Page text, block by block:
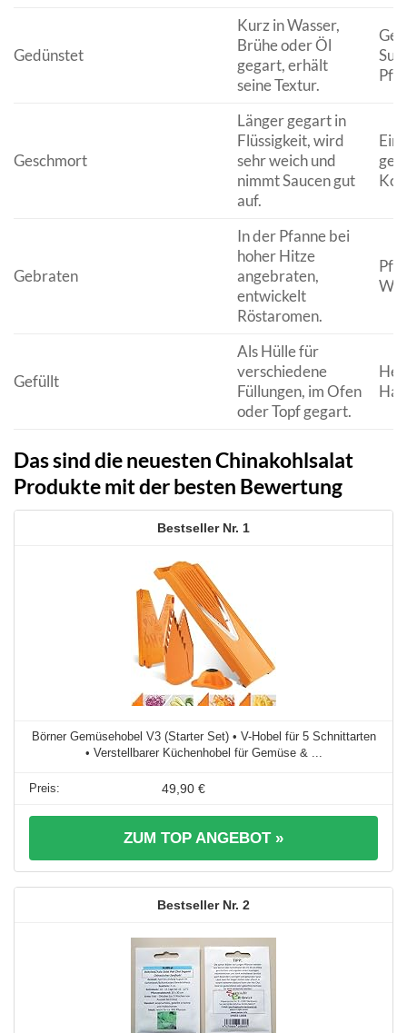
Gedünstet
Kurz in Wasser,
Brühe oder Öl
gegart, erhält
seine Textur.
Geschmort
Länger gegart in
Flüssigkeit, wird
sehr weich und
nimmt Saucen gut
auf.
Gebraten
In der Pfanne bei
hoher Hitze
angebraten,
entwickelt
Röstaromen.
Gefüllt
Als Hülle für
verschiedene
Füllungen, im Ofen
oder Topf gegart.
Das sind die neuesten Chinakohlsalat
Produkte mit der besten Bewertung
1
Börner Gemüsehobel V3 (Starter Set) • V-Hobel für 5 Schnittarten
• Verstellbarer Küchenhobel für Gemüse & ...
49,90 €
ZUM TOP ANGEBOT »
2